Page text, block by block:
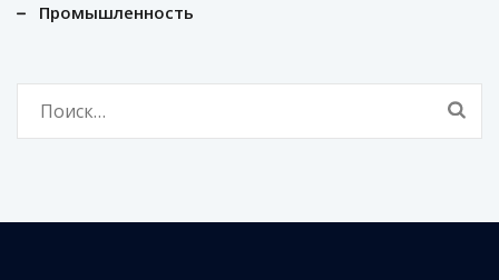
Промышленность